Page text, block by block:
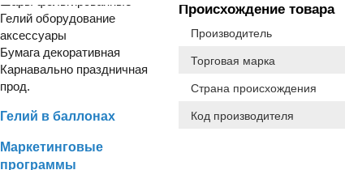
Гелий оборудование
аксессуары
Бумага декоративная
Карнавально праздничная
прод.
Гелий в баллонах
Маркетинговые
программы
Происхождение товара
Производитель
Торговая марка
Страна происхождения
Код производителя